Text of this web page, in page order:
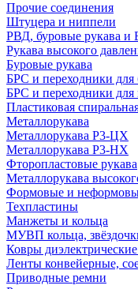
Прочие соединения
Штуцера и ниппели
РВД, буровые рукава и
Рукава высокого
Буровые рукава
БРС и переходники для
БРС и переходники для
Пластиковая
Металлорукава
Металлорукава Р3-ЦХ
Металлорукава Р3-НХ
Фторопластовые рукава
Металлорукава
Формовые и
Техпластины
Манжеты и кольца
МУВП кольца,
Ковры
Ленты конвейерные,
Приводные ремни